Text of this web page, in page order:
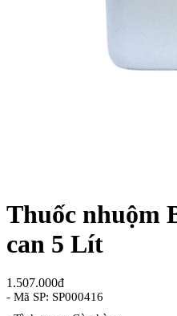
Thuốc nhuộm
can 5 Lít
1.507.000đ
- Mã SP: SP000416